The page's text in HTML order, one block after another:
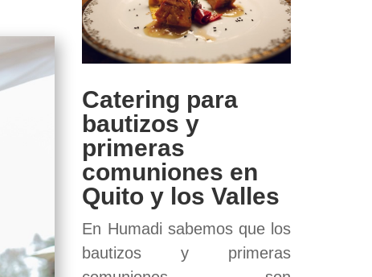
Catering para
bautizos y
primeras
comuniones en
Quito y los Valles
En Humadi sabemos que los
bautizos y primeras